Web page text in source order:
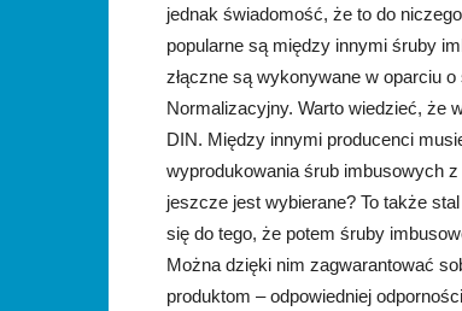
jednak świadomość, że to do
popularne są między innymi śruby
złączne są wykonywane w oparciu
Normalizacyjny. Warto wiedzieć, że
DIN. Między innymi producenci
wyprodukowania śrub imbusowych
jeszcze jest wybierane? To także
się do tego, że potem śruby
Można dzięki nim zagwarantować
produktom – odpowiedniej